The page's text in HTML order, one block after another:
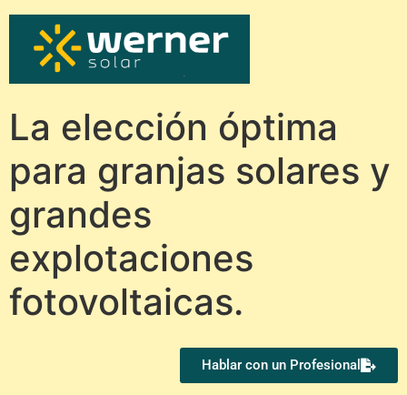
La elección óptima
para granjas solares y
grandes
explotaciones
fotovoltaicas.
Hablar con un Profesional